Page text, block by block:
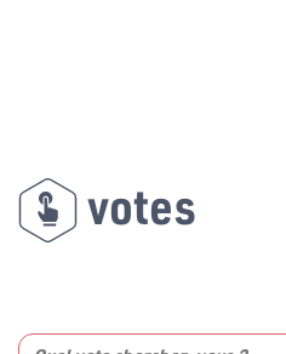
votes